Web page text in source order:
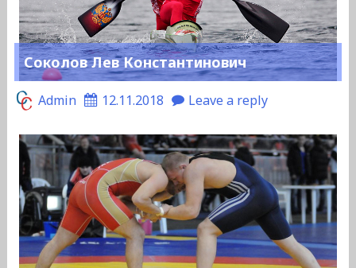
Соколов Лев Константинович
Admin 12.11.2018 Leave a reply